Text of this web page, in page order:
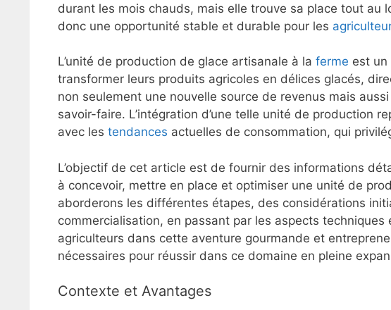
durant les mois chauds, mais elle trouve sa place tout au
donc une opportunité stable et durable pour les
L’unité de production de glace artisanale à la ferme est un
transformer leurs produits agricoles en délices glacés,
non seulement une nouvelle source de revenus mais
savoir-faire. L’intégration d’une telle unité de production
avec les tendances actuelles de consommation, qui
L’objectif de cet article est de fournir des informations
à concevoir, mettre en place et optimiser une unité de
aborderons les différentes étapes, des considérations
commercialisation, en passant par les aspects
agriculteurs dans cette aventure gourmande et
nécessaires pour réussir dans ce domaine en pleine
Contexte et Avantages